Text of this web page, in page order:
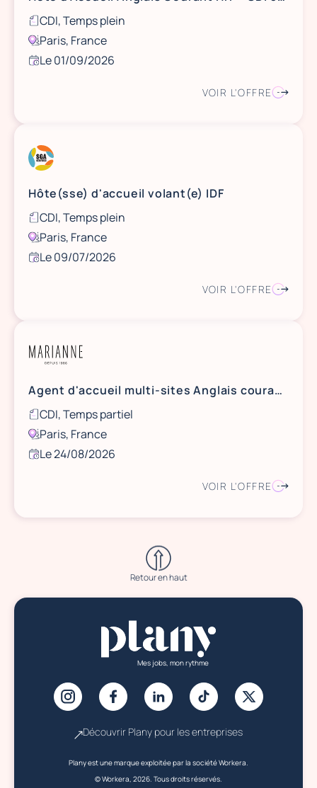
CDI, Temps plein
Paris, France
Le 01/09/2026
VOIR L'OFFRE
Hôte(sse) d'accueil volant(e) IDF
CDI, Temps plein
Paris, France
Le 09/07/2026
VOIR L'OFFRE
Agent d'accueil multi-sites Anglais courant H/F - CDI 30h - Paris et Banlieues
CDI, Temps partiel
Paris, France
Le 24/08/2026
VOIR L'OFFRE
Retour en haut
Mes jobs, mon rythme
Découvrir Plany pour les entreprises
Plany est une marque exploitée par la société Workera.
© Workera, 2026. Tous droits réservés.